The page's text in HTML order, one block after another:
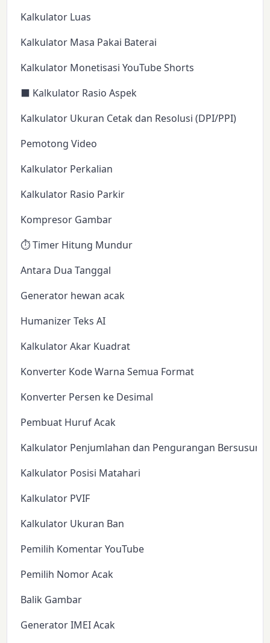
Kalkulator Luas
Kalkulator Masa Pakai Baterai
Kalkulator Monetisasi YouTube Shorts
⬛ Kalkulator Rasio Aspek
Kalkulator Ukuran Cetak dan Resolusi (DPI/PPI)
Pemotong Video
Kalkulator Perkalian
Kalkulator Rasio Parkir
Kompresor Gambar
⏱️ Timer Hitung Mundur
Antara Dua Tanggal
Generator hewan acak
Humanizer Teks AI
Kalkulator Akar Kuadrat
Konverter Kode Warna Semua Format
Konverter Persen ke Desimal
Pembuat Huruf Acak
Kalkulator Penjumlahan dan Pengurangan Bersusun
Kalkulator Posisi Matahari
Kalkulator PVIF
Kalkulator Ukuran Ban
Pemilih Komentar YouTube
Pemilih Nomor Acak
Balik Gambar
Generator IMEI Acak